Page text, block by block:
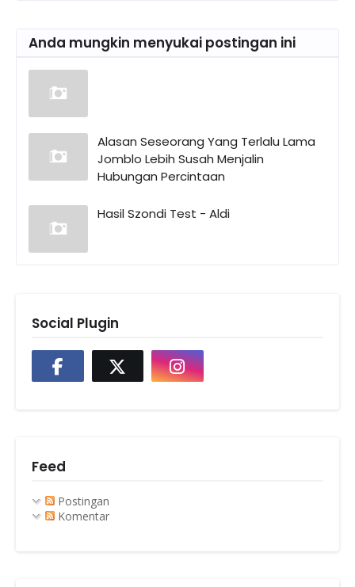
Anda mungkin menyukai postingan ini
Alasan Seseorang Yang Terlalu Lama
Jomblo Lebih Susah Menjalin
Hubungan Percintaan
Hasil Szondi Test - Aldi
Social Plugin
Feed
Postingan
Komentar